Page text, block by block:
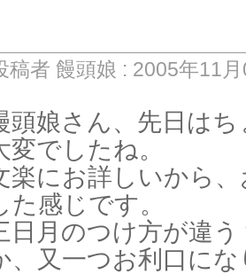
稿者 饅頭娘 : 2005年11
頭娘さん、先日は
変でしたね。
楽にお詳しいから
た感じです。
日月のつけ方が違
、又一つお利口に